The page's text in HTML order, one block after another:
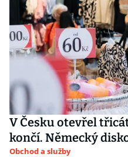
V Česku otevřel
končí. Německý
Obchod a služby